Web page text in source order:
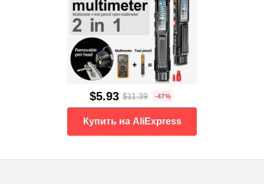
$5.93 $11.39 -47%
Купить на AliExpress